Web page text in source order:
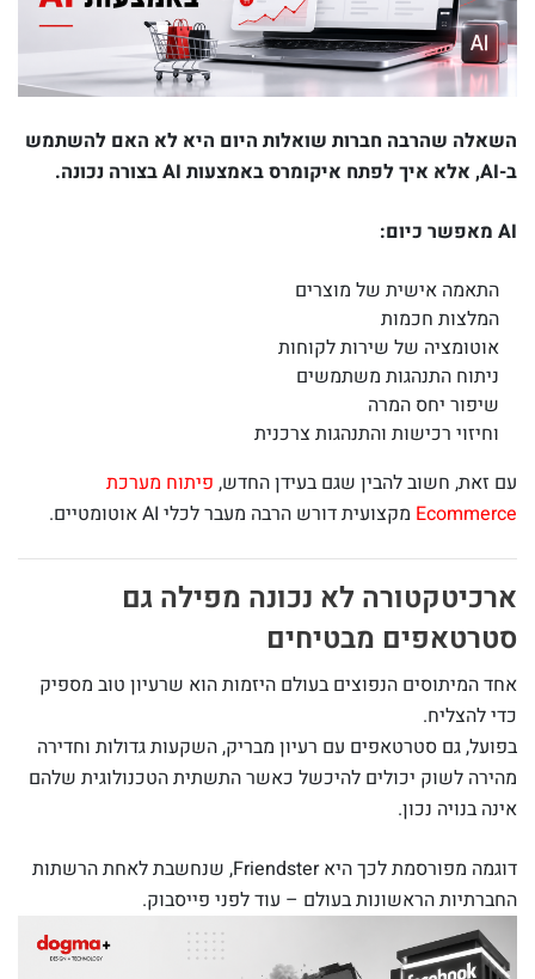
השאלה שהרבה חברות שואלות היום היא לא האם להשתמש
ב-AI, אלא איך לפתח איקומרס באמצעות AI בצורה נכונה.
AI מאפשר כיום:
התאמה אישית של מוצרים
המלצות חכמות
אוטומציה של שירות לקוחות
ניתוח התנהגות משתמשים
שיפור יחס המרה
וחיזוי רכישות והתנהגות צרכנית
עם זאת, חשוב להבין שגם בעידן החדש, פיתוח מערכת
Ecommerce מקצועית דורש הרבה מעבר לכלי AI אוטומטיים.
ארכיטקטורה לא נכונה מפילה גם
סטרטאפים מבטיחים
אחד המיתוסים הנפוצים בעולם היזמות הוא שרעיון טוב מספיק
כדי להצליח.
בפועל, גם סטרטאפים עם רעיון מבריק, השקעות גדולות וחדירה
מהירה לשוק יכולים להיכשל כאשר התשתית הטכנולוגית שלהם
אינה בנויה נכון.
דוגמה מפורסמת לכך היאFriendster, שנחשבת לאחת הרשתות
החברתיות הראשונות בעולם – עוד לפני פייסבוק.